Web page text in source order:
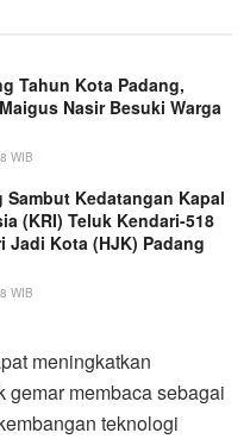
Tahun Kota Padang,
Nasir Besuki Warga
WIB
Sambut Kedatangan Kapal
(KRI) Teluk Kendari-518
Jadi Kota (HJK) Padang
WIB
meningkatkan
gemar membaca sebagai
teknologi